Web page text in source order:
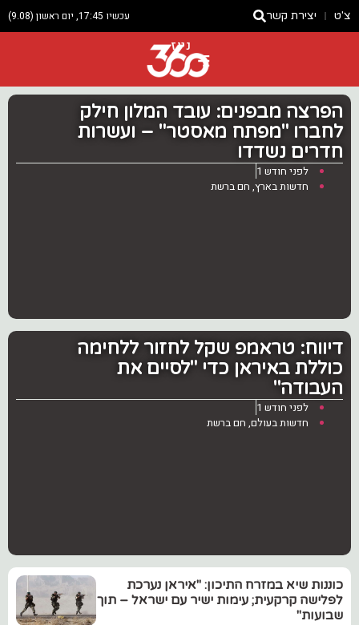
צ'ט יצירת קשר עכשיו 17:45, יום ראשון (9.08)
ניוז
הפרצה מבפנים: עובד המלון חילק
לחברו "מפתח מאסטר" – ועשרות
חדרים נשדדו
לפני חודש 1
חדשות בארץ, חם ברשת
דיווח: טראמפ שקל לחזור ללחימה
כוללת באיראן כדי "לסיים את
העבודה"
לפני חודש 1
חדשות בעולם, חם ברשת
כוננות שיא במזרח התיכון: "איראן נערכת
לפלישה קרקעית; עימות ישיר עם ישראל – תוך
שבועות"